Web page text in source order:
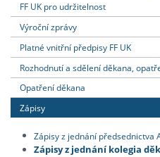
FF UK pro udržitelnost
Výroční zprávy
Platné vnitřní předpisy FF UK
Rozhodnutí a sdělení děkana,
Opatření děkana
Zápisy
Zápisy z jednání předsednictva
Zápisy z jednání kolegia